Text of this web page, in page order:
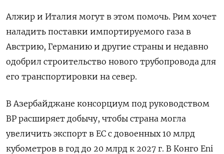
Алжир и Италия могут в этом помочь. Рим хочет
наладить поставки импортируемого газа в
Австрию, Германию и другие страны и недавно
одобрил строительство нового трубопровода для
его транспортировки на север.
В Азербайджане консорциум под руководством
BP расширяет добычу, чтобы страна могла
увеличить экспорт в ЕС с довоенных 10 млрд
кубометров в год до 20 млрд к 2027 г. В Конго Eni